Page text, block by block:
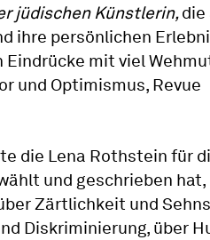
jüdischen Künstlerin,die
ihre persönlichen
mit viel
und Optimismus, Revue
die Lena Rothstein für
und geschrieben hat,
Zärtlichkeit und
Diskriminierung, über